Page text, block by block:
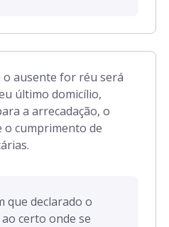
o ausente for réu será
último domicílio,
a arrecadação, o
cumprimento de
que declarado o
certo onde se